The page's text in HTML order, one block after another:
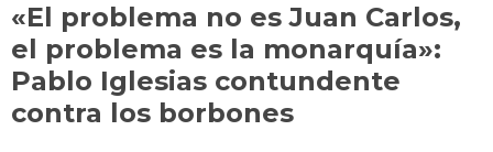
«El problema no es Juan Carlos,
el problema es la monarquía»:
Pablo Iglesias contundente
contra los borbones